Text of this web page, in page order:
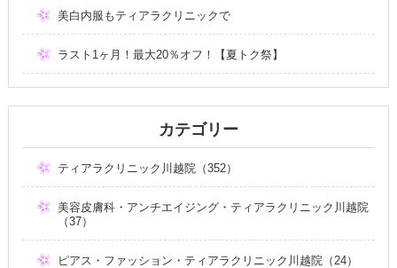
美白内服もティアラクリニックで
ラスト1ヶ月！最大20％オフ！【夏トク祭】
カテゴリー
ティアラクリニック川越院（352）
美容皮膚科・アンチエイジング・ティアラクリニック川越院
（37）
ピアス・ファッション・ティアラクリニック川越院（24）